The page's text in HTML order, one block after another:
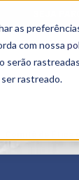
as
com nossa
serão
rastreado.